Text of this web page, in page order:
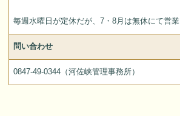
毎週水曜日が定休だが、7・8月は無休にて営業
問い合わせ
0847-49-0344（河佐峡管理事務所）